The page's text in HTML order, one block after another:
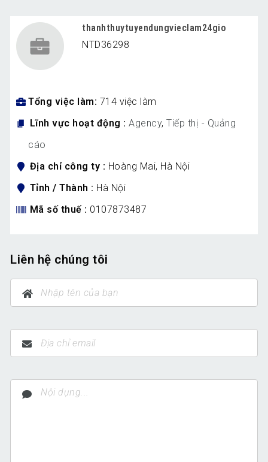
thanhthuytuyendungvieclam24gio
NTD36298
Tổng việc làm 714 việc làm
Lĩnh vực hoạt động
Agency,Tiếp thị - Quảng
cáo
Địa chỉ công ty
Hoàng Mai, Hà Nội
Tỉnh / Thành
Hà Nội
Mã số thuế
0107873487
Liên hệ chúng tôi